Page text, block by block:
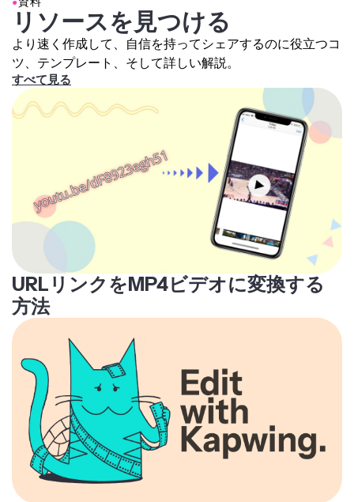
リソースを見つける
より速く作成して、自信を持ってシェアするのに役立つコ
ツ、テンプレート、そして詳しい解説。
すべて見る
URLリンクをMP4ビデオに変換する
方法